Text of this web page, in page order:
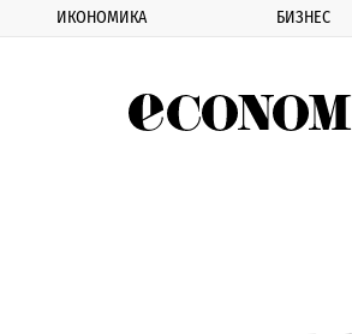
ИКОНОМИКА БИЗНЕС